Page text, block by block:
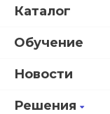
Каталог
Обучение
Новости
Решения
ST-BR100UP Адаптер